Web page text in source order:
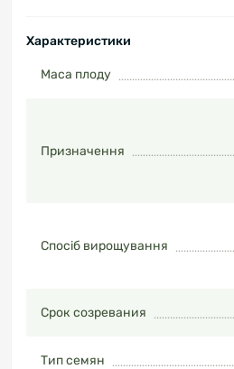
Характеристики
Маса плоду
Призначення
Спосіб вирощування
Срок созревания
Тип семян